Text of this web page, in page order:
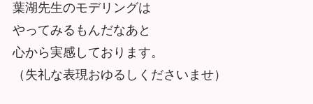
葉湖先生のモデリングは
やってみるもんだなあと
心から実感しております。
（失礼な表現おゆるしくださいませ）